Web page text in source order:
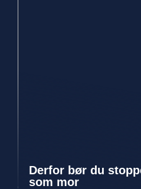
Derfor bør du
som mor